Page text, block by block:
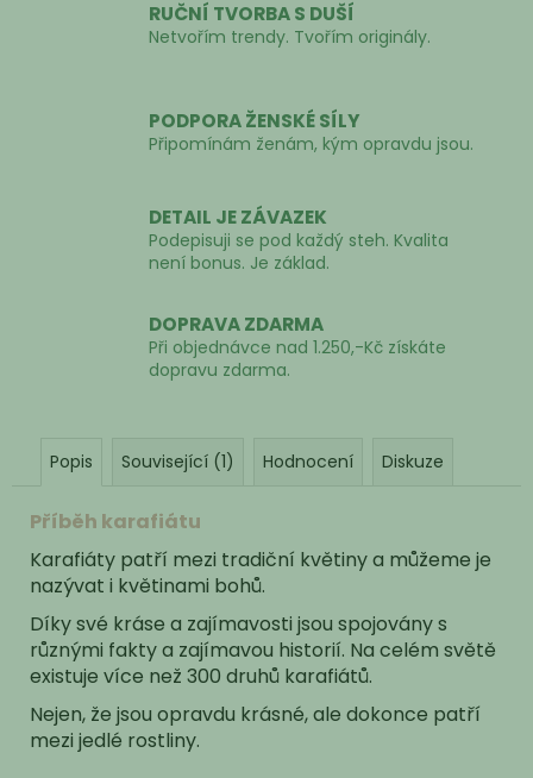
RUČNÍ TVORBA S DUŠÍ
Netvořím trendy. Tvořím originály.
PODPORA ŽENSKÉ SÍLY
Připomínám ženám, kým opravdu jsou.
DETAIL JE ZÁVAZEK
Podepisuji se pod každý steh. Kvalita
není bonus. Je základ.
DOPRAVA ZDARMA
Při objednávce nad 1.250,-Kč získáte
dopravu zdarma.
Popis Související (1) Hodnocení Diskuze
Příběh karafiátu
Karafiáty patří mezi tradiční květiny a můžeme je
nazývat i květinami bohů.
Díky své kráse a zajímavosti jsou spojovány s
různými fakty a zajímavou historií. Na celém světě
existuje více než 300 druhů karafiátů.
Nejen, že jsou opravdu krásné, ale dokonce patří
mezi jedlé rostliny.